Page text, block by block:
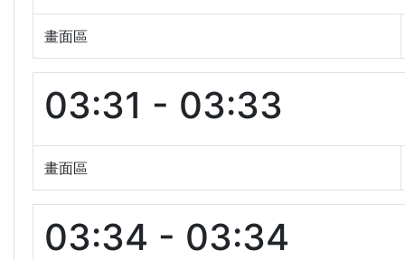
畫面區
03:31 - 03:33
畫面區
03:34 - 03:34